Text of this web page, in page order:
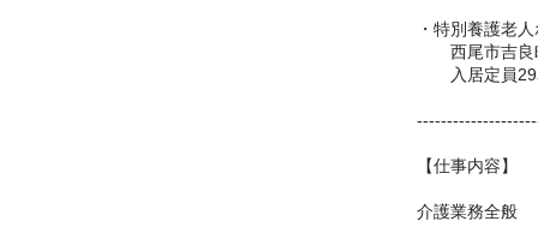
・特別養護老
西尾市吉良
入居定員29
【仕事内容】
介護業務全般